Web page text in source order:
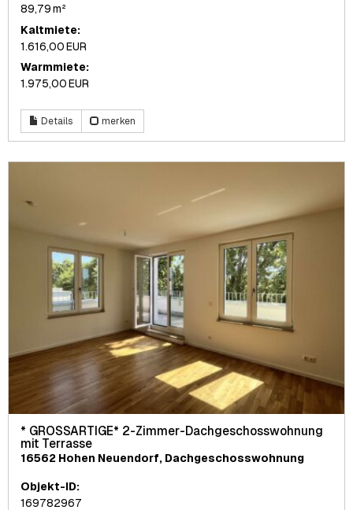
89,79 m²
Kaltmiete:
1.616,00 EUR
Warmmiete:
1.975,00 EUR
Details merken
* GROSSARTIGE* 2-Zimmer-Dachgeschosswohnung
mit Terrasse
16562 Hohen Neuendorf, Dachgeschosswohnung
Objekt-ID:
169782967